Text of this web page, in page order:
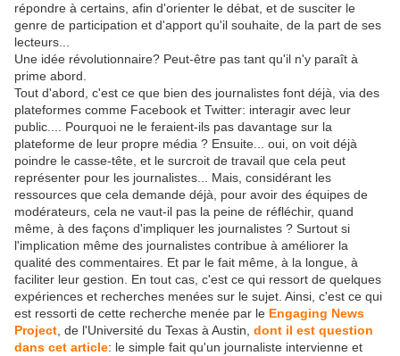
répondre à certains, afin d'orienter le débat, et de susciter le
genre de participation et d'apport qu'il souhaite, de la part de ses
lecteurs...
Une idée révolutionnaire? Peut-être pas tant qu'il n'y paraît à
prime abord.
Tout d'abord, c'est ce que bien des journalistes font déjà, via des
plateformes comme Facebook et Twitter: interagir avec leur
public.... Pourquoi ne le feraient-ils pas davantage sur la
plateforme de leur propre média ? Ensuite... oui, on voit déjà
poindre le casse-tête, et le surcroit de travail que cela peut
représenter pour les journalistes... Mais, considérant les
ressources que cela demande déjà, pour avoir des équipes de
modérateurs, cela ne vaut-il pas la peine de réfléchir, quand
même, à des façons d'impliquer les journalistes ? Surtout si
l'implication même des journalistes contribue à améliorer la
qualité des commentaires. Et par le fait même, à la longue, à
faciliter leur gestion. En tout cas, c'est ce qui ressort de quelques
expériences et recherches menées sur le sujet. Ainsi, c'est ce qui
est ressorti de cette recherche menée par le Engaging News
Project , de l'Université du Texas à Austin, dont il est question
dans cet article: le simple fait qu'un journaliste intervienne et